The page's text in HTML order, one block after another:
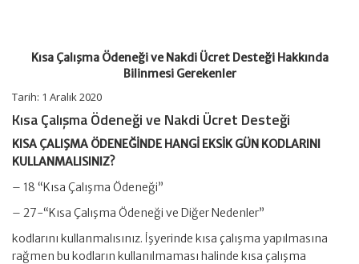
Kısa Çalışma Ödeneği ve Nakdi Ücret Desteği Hakkında
Bilinmesi Gerekenler
Tarih: 1 Aralık 2020
Kısa Çalışma Ödeneği ve Nakdi Ücret Desteği
KISA ÇALIŞMA ÖDENEĞİNDE HANGİ EKSİK GÜN KODLARINI
KULLANMALISINIZ?
– 18 “Kısa Çalışma Ödeneği”
– 27-“Kısa Çalışma Ödeneği ve Diğer Nedenler”
kodlarını kullanmalısınız. İşyerinde kısa çalışma yapılmasına
rağmen bu kodların kullanılmaması halinde kısa çalışma